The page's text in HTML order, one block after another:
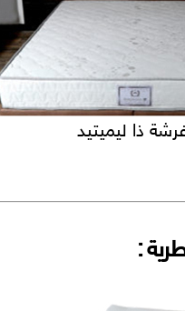
ذا ليميتيد
: